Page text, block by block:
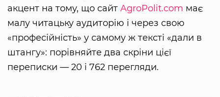
акцент на тому, що сайт AgroPolit.com має
малу читацьку аудиторію і через свою
«професійність» у самому ж тексті «дали в
штангу»: порівняйте два скріни цієї
переписки — 20 і 762 перегляди.